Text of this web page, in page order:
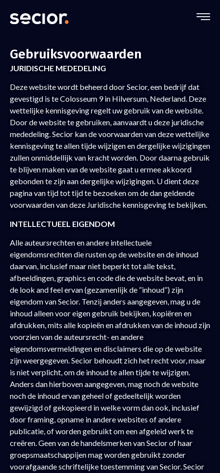
Gebruiksvoorwaarden
JURIDISCHE MEDEDELING
Deze website wordt beheerd door Secior, een bedrijf dat
gevestigd is te Colosseum 9 in Hilversum, Nederland. Deze
wettelijke kennisgeving regelt uw gebruik van de website.
Door de website te gebruiken, aanvaardt u deze juridische
mededeling. Secior kan de voorwaarden van deze wettelijke
kennisgeving te allen tijde wijzigen en dergelijke wijzigingen
zullen onmiddellijk van kracht worden. Door daarna gebruik
te blijven maken van de website gaat u ermee akkoord
gebonden te zijn aan dergelijke wijzigingen. U dient deze
pagina van tijd tot tijd te bezoeken om de dan geldende
voorwaarden van deze Juridische kennisgeving te bekijken.
INTELLECTUEEL EIGENDOM
Alle auteursrechten en andere intellectuele
eigendomsrechten die rusten op de website en de inhoud
daarvan, inclusief maar niet beperkt tot alle tekst,
afbeeldingen, graphics en code die de website bevat, en in
de look and feel ervan (gezamenlijk de “inhoud”) zijn
eigendom van Secior. Tenzij anders aangegeven, mag u de
inhoud alleen voor eigen gebruik bekijken, kopiëren en
afdrukken, mits alle kopieën en afdrukken van de inhoud zijn
voorzien van de auteursrecht- en andere
eigendomsvermeldingen en disclaimers die op de website
zijn weergegeven. Secior behoudt zich het recht voor, maar
is niet verplicht, om de inhoud te allen tijde te wijzigen.
Anders dan hierboven aangegeven, mag noch de website
noch de inhoud ervan geheel of gedeeltelijk worden
gewijzigd of gekopieerd in welke vorm dan ook, inclusief
door framing, opname in andere websites of andere
publicatie, of worden gebruikt om een afgeleid werk te
creëren. Geen van de handelsmerken van Secior of haar
groepsmaatschappijen mag worden gebruikt zonder
voorafgaande schriftelijke toestemming van Secior. Secior